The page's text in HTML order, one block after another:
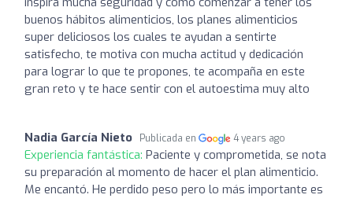
buenos hábitos alimenticios, los planes alimenticios
super deliciosos los cuales te ayudan a sentirte
satisfecho, te motiva con mucha actitud y dedicación
para lograr lo que te propones, te acompaña en este
gran reto y te hace sentir con el autoestima muy alto
Nadia García Nieto Publicada en 4 years ago
Experiencia fantástica: Paciente y comprometida, se nota
su preparación al momento de hacer el plan alimenticio.
Me encantó. He perdido peso pero lo más importante es